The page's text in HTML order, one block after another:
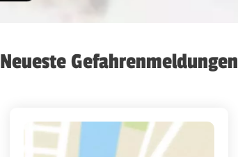
Neueste Gefahrenmeldungen